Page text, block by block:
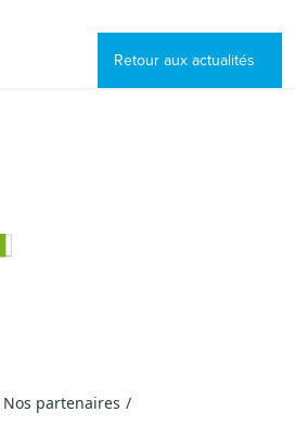
Retour aux actualités
Nos partenaires